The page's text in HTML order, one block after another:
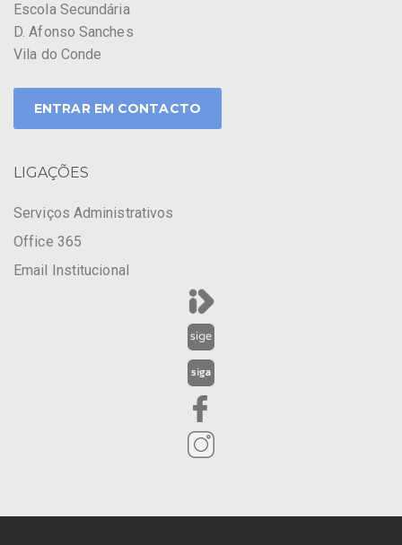
Escola Secundária
D. Afonso Sanches
Vila do Conde
ENTRAR EM CONTACTO
LIGAÇÕES
Serviços Administrativos
Office 365
Email Institucional